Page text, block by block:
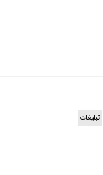
تبلیغات